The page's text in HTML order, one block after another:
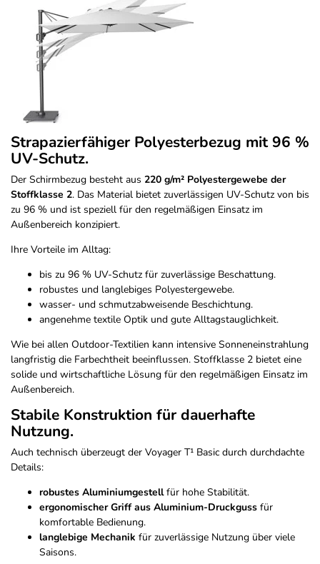
Strapazierfähiger Polyesterbezug mit 96 %
UV-Schutz.
Der Schirmbezug besteht aus 220 g/m² Polyestergewebe der
Stoffklasse 2. Das Material bietet zuverlässigen UV-Schutz von bis
zu 96 % und ist speziell für den regelmäßigen Einsatz im
Außenbereich konzipiert.
Ihre Vorteile im Alltag:
bis zu 96 % UV-Schutz für zuverlässige Beschattung.
robustes und langlebiges Polyestergewebe.
wasser- und schmutzabweisende Beschichtung.
angenehme textile Optik und gute Alltagstauglichkeit.
Wie bei allen Outdoor-Textilien kann intensive Sonneneinstrahlung
langfristig die Farbechtheit beeinflussen. Stoffklasse 2 bietet eine
solide und wirtschaftliche Lösung für den regelmäßigen Einsatz im
Außenbereich.
Stabile Konstruktion für dauerhafte
Nutzung.
Auch technisch überzeugt der Voyager T¹ Basic durch durchdachte
Details:
robustes Aluminiumgestellfür hohe Stabilität.
ergonomischer Griff aus Aluminium-Druckguss für
komfortable Bedienung.
langlebige Mechanik für zuverlässige Nutzung über viele
Saisons.